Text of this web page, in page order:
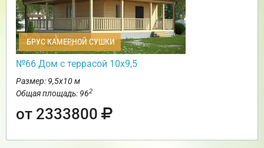
БРУС КАМЕРНОЙ СУШКИ
№66 Дом с террасой 10х9,5
Размер: 9,5х10 м
Общая площадь: 962
от 2333800